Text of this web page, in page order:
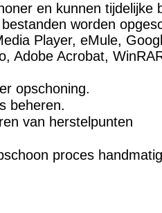
en kunnen tijdelijke
worden
Player, eMule,
Adobe Acrobat,
opschoning.
beheren.
van herstelpunten
proces